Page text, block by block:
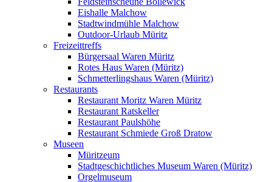
Eishalle Malchow
Stadtwindmühle Malchow
Outdoor-Urlaub Müritz
Freizeittreffs
Bürgersaal Waren Müritz
Rotes Haus Waren (Müritz)
Schmetterlingshaus Waren (Müritz)
Restaurants
Restaurant Moritz Waren Müritz
Restaurant Ratskeller
Restaurant Paulshöhe
Restaurant Schmiede Groß Dratow
Museen
Müritzeum
Stadtgeschichtliches Museum Waren (Müritz)
Orgelmuseum